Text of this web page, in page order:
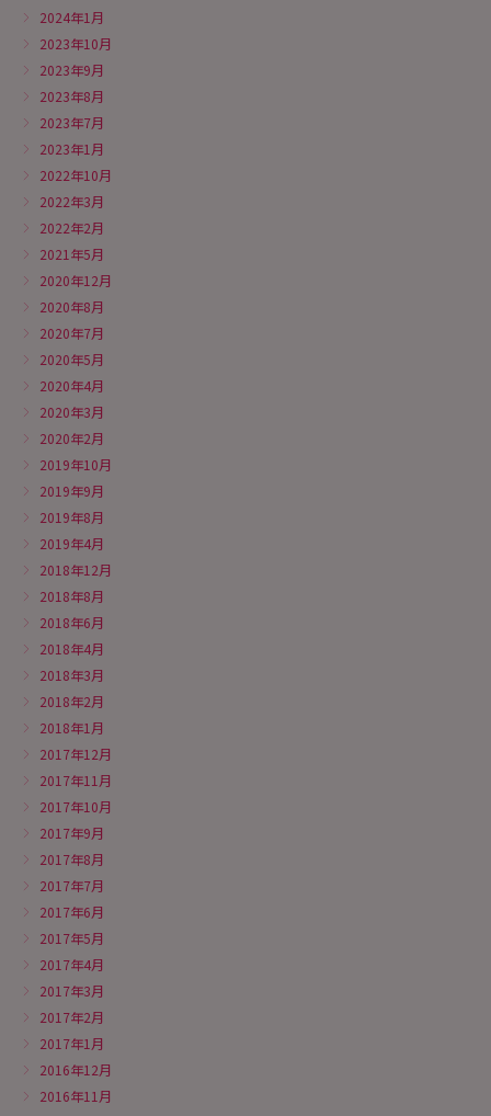
2024年1月
2023年10月
2023年9月
2023年8月
2023年7月
2023年1月
2022年10月
2022年3月
2022年2月
2021年5月
2020年12月
2020年8月
2020年7月
2020年5月
2020年4月
2020年3月
2020年2月
2019年10月
2019年9月
2019年8月
2019年4月
2018年12月
2018年8月
2018年6月
2018年4月
2018年3月
2018年2月
2018年1月
2017年12月
2017年11月
2017年10月
2017年9月
2017年8月
2017年7月
2017年6月
2017年5月
2017年4月
2017年3月
2017年2月
2017年1月
2016年12月
2016年11月